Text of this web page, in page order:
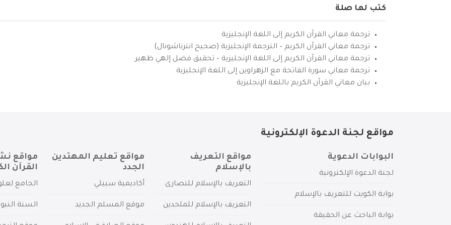
كتب لها صلة
ترجمة معاني القرآن الكريم إلى اللغة الإنجليزية
ترجمة معاني القرآن الكريم – الترجمة الإنجليزية (صحيح انترناشونال)
ترجمة معاني القرآن الكريم إلى اللغة الإنجليزية – تحقيق فضل إلهي ظهير
ترجمة معاني سورة الفاتحة مع الزهراوين إلى اللغة الإنجليزية
بيان معاني القرآن الكريم باللغة الإنجليزية
مواقع لجنة الدعوة الإلكترونية
البوابات الدعوية
لجنة الدعوة الإلكترونية
بوابة الكويت للتعريف بالإسلام
بوابة الباحث عن الحقيقة
مواقع التعريف
بالإسلام
التعريف بالإسلام للنصارى
التعريف بالإسلام للملحدين
مواقع تعليم المهتدين
الجدد
أكاديمية سبيلي
موقع المسلم الجديد
مواقع
القرآن
الجامع
السنة